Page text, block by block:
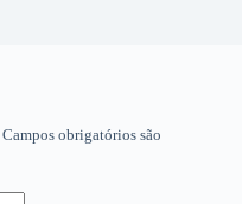
Campos obrigatórios são